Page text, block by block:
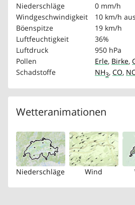
Niederschläge
0 mm/h
Windgeschwindigkeit
10 km/h
Böenspitze
19 km/h
Luftfeuchtigkeit
36%
Luftdruck
950 hPa
Pollen
Erle, Birke,
Schadstoffe
NH3, CO,
Wetteranimationen
Niederschläge Wind